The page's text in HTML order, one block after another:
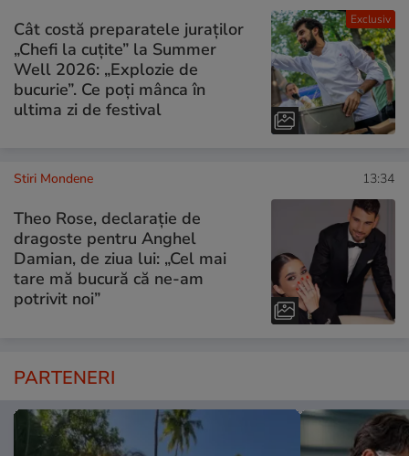
Exclusiv
Cât costă preparatele juraților
„Chefi la cuțite” la Summer
Well 2026: „Explozie de
bucurie”. Ce poți mânca în
ultima zi de festival
Stiri Mondene 13:34
Theo Rose, declarație de
dragoste pentru Anghel
Damian, de ziua lui: „Cel mai
tare mă bucură că ne-am
potrivit noi”
PARTENERI